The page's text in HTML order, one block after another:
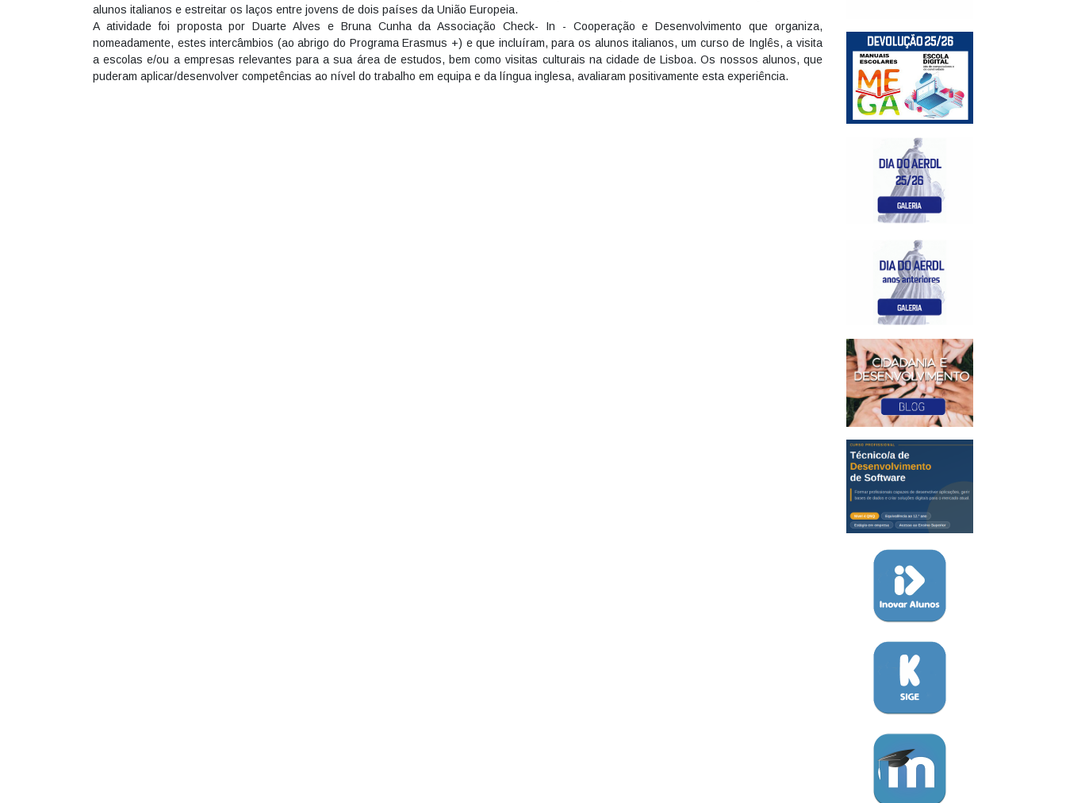
alunos italianos e estreitar os laços entre jovens de dois países da União Europeia.
A atividade foi proposta por Duarte Alves e Bruna Cunha da Associação Check- In - Cooperação e Desenvolvimento que organiza,
nomeadamente, estes intercâmbios (ao abrigo do Programa Erasmus +) e que incluíram, para os alunos italianos, um curso de Inglês, a visita
a escolas e/ou a empresas relevantes para a sua área de estudos, bem como visitas culturais na cidade de Lisboa. Os nossos alunos, que
puderam aplicar/desenvolver competências ao nível do trabalho em equipa e da língua inglesa, avaliaram positivamente esta experiência.